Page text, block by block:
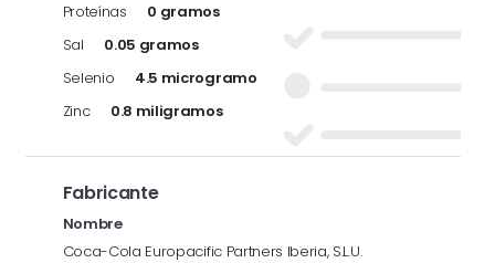
Proteínas
0 gramos
Sal
0.05 gramos
Selenio
4.5 microgramo
Zinc
0.8 miligramos
Fabricante
Nombre
Coca-Cola Europacific Partners Iberia, S.L.U.